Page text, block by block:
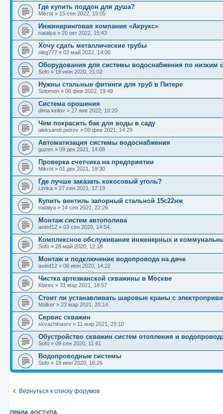
Где купить поддон для душа?
Mikrot » 15 сен 2022, 19:05
Инжиниринговая компания «Акрукс»
natalya » 20 окт 2022, 15:43
Хочу сдать металлические трубы
oleg777 » 03 май 2022, 14:00
Оборудования для системы водоснабжения по низким
Sofo » 19 июн 2020, 21:02
Нужны стальные фитинги для труб в Питере
Solomon » 06 фев 2022, 19:49
Система орошения
dima.kirilov » 27 янв 2022, 10:20
Чем покрасить бак для воды в саду
aleksandr.petrov » 09 фев 2021, 14:29
Автоматизация системы водоснабжения
guzen » 09 дек 2021, 14:08
Проверка счетчика на предприятии
Mikrot » 01 дек 2021, 19:30
Где лучше заказать кокосовый уголь?
Limka » 27 сен 2021, 17:19
Купить вентиль запорный стальной 15с22нж
natalya » 14 сен 2021, 22:26
Монтаж систем автополива
axied12 » 03 сен 2020, 14:54
Комплексное обслуживание инженерных и
Sofo » 28 май 2020, 12:18
Монтаж и подключение водопровода на даче
axied12 » 06 июн 2020, 14:22
Чистка артезианской скважины в Москве
Klares » 31 мар 2021, 18:57
Стоит ли устанавливать шаровые краны с
Malker » 23 мар 2021, 20:14
Сервис скважин
skvazhinasrv » 11 мар 2021, 23:10
Обустройство скважин систем отопления и
Sofo » 09 сен 2020, 11:41
Водопроводные системы
Sofo » 19 июн 2020, 16:26
Вернуться к списку форумов
ПРАВА ДОСТУПА